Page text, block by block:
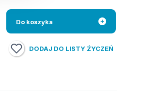
Do koszyka
DODAJ DO LISTY ŻYCZEŃ